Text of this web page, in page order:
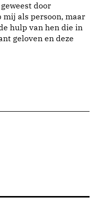
door
mij als persoon, maar
hulp van hen die in
geloven en deze